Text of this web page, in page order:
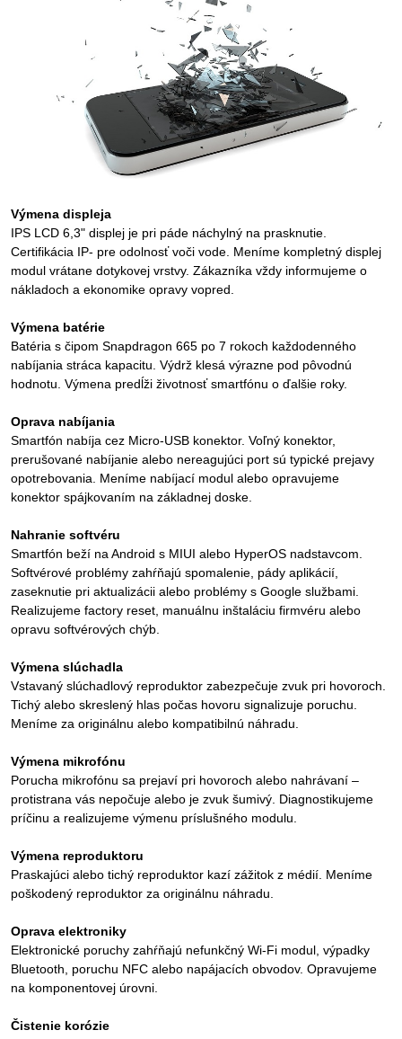
Výmena displeja
IPS LCD 6,3" displej je pri páde náchylný na prasknutie.
Certifikácia IP- pre odolnosť voči vode. Meníme kompletný displej
modul vrátane dotykovej vrstvy. Zákazníka vždy informujeme o
nákladoch a ekonomike opravy vopred.
Výmena batérie
Batéria s čipom Snapdragon 665 po 7 rokoch každodenného
nabíjania stráca kapacitu. Výdrž klesá výrazne pod pôvodnú
hodnotu. Výmena predĺži životnosť smartfónu o ďalšie roky.
Oprava nabíjania
Smartfón nabíja cez Micro-USB konektor. Voľný konektor,
prerušované nabíjanie alebo nereagujúci port sú typické prejavy
opotrebovania. Meníme nabíjací modul alebo opravujeme
konektor spájkovaním na základnej doske.
Nahranie softvéru
Smartfón beží na Android s MIUI alebo HyperOS nadstavcom.
Softvérové problémy zahŕňajú spomalenie, pády aplikácií,
zaseknutie pri aktualizácii alebo problémy s Google službami.
Realizujeme factory reset, manuálnu inštaláciu firmvéru alebo
opravu softvérových chýb.
Výmena slúchadla
Vstavaný slúchadlový reproduktor zabezpečuje zvuk pri hovoroch.
Tichý alebo skreslený hlas počas hovoru signalizuje poruchu.
Meníme za originálnu alebo kompatibilnú náhradu.
Výmena mikrofónu
Porucha mikrofónu sa prejaví pri hovoroch alebo nahrávaní –
protistrana vás nepočuje alebo je zvuk šumivý. Diagnostikujeme
príčinu a realizujeme výmenu príslušného modulu.
Výmena reproduktoru
Praskajúci alebo tichý reproduktor kazí zážitok z médií. Meníme
poškodený reproduktor za originálnu náhradu.
Oprava elektroniky
Elektronické poruchy zahŕňajú nefunkčný Wi-Fi modul, výpadky
Bluetooth, poruchu NFC alebo napájacích obvodov. Opravujeme
na komponentovej úrovni.
Čistenie korózie